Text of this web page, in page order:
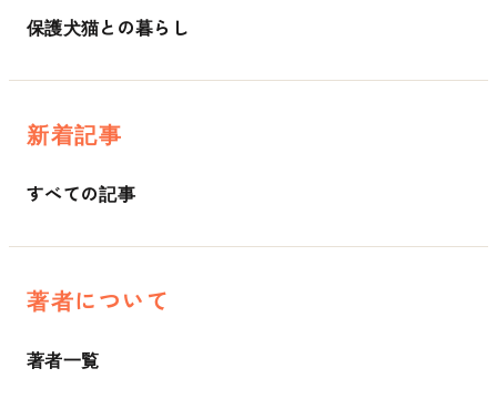
保護犬猫との暮らし
新着記事
すべての記事
著者について
著者一覧